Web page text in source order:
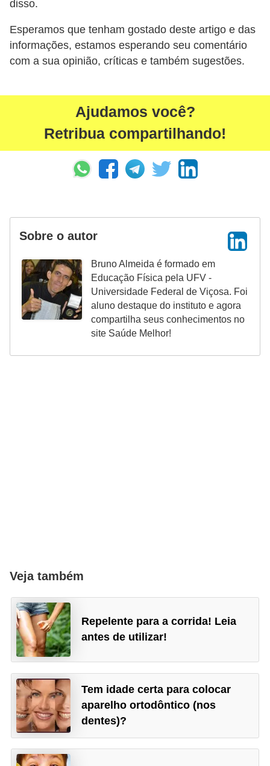
disso.
Esperamos que tenham gostado deste artigo e das
informações, estamos esperando seu comentário
com a sua opinião, críticas e também sugestões.
Ajudamos você?
Retribua compartilhando!
Sobre o autor
Bruno Almeida é formado em
Educação Física pela UFV -
Universidade Federal de Viçosa. Foi
aluno destaque do instituto e agora
compartilha seus conhecimentos no
site Saúde Melhor!
Veja também
Repelente para a corrida! Leia
antes de utilizar!
Tem idade certa para colocar
aparelho ortodôntico (nos
dentes)?